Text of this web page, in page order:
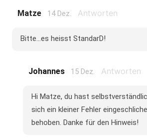
Matze 14 Dez. Antworten
Bitte...es heisst StandarD!
Johannes 15 Dez. Antworten
Hi Matze, du hast
sich ein kleiner Fehler
behoben. Danke für den Hinweis!